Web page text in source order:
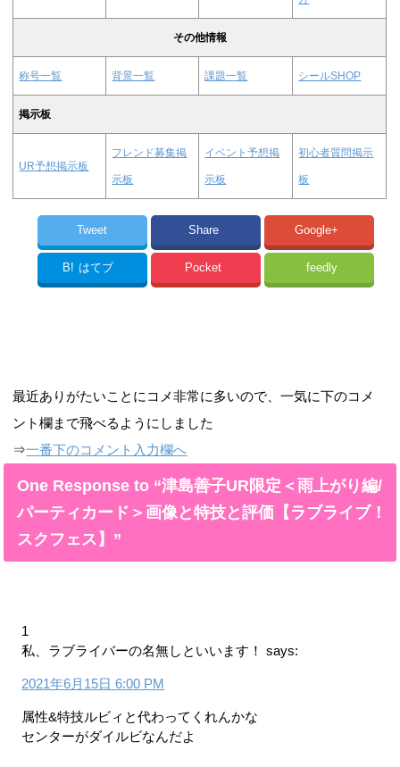
その他情報
称号一覧 背景一覧 課題一覧 シールSHOP
掲示板
UR予想掲示板
フレンド募集掲
示板
イベント予想掲
示板
初心者質問掲示
板
Tweet Share Google+
B! はてブ Pocket feedly
最近ありがたいことにコメ非常に多いので、一気に下のコメ
ント欄まで飛べるようにしました
⇒一番下のコメント入力欄へ
One Response to “津島善子UR限定＜雨上がり編/
パーティカード＞画像と特技と評価【ラブライブ！
スクフェス】”
1
私、ラブライバーの名無しといいます！
says:
2021年6月15日 6:00 PM
属性&特技ルビィと代わってくれんかな
センターがダイルビなんだよ